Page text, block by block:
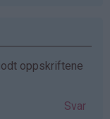
oppskriftene
Svar